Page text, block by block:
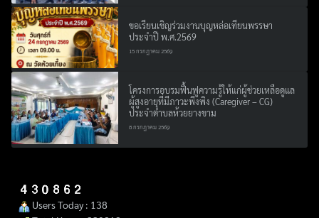
ขอเรียนเชิญร่วมงานบุญหล่อเทียนพรรษา
ประจำปี พ.ศ.2569
15 กรกฎาคม 2569
โครงการอบรมฟื้นฟูความรู้ให้แก่ผู้ช่วยเหลือดูแล
ผู้สูงอายุที่มีภาวะพึ่งพิง (Caregiver – CG)
ประจำตำบลห้วยยางขาม
8 กรกฎาคม 2569
Users Today : 138